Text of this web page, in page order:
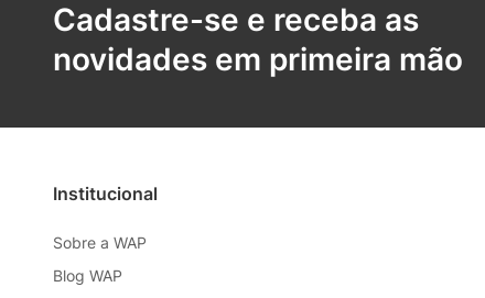
Cadastre-se e receba as
novidades em primeira mão
Institucional
Sobre a WAP
Blog WAP